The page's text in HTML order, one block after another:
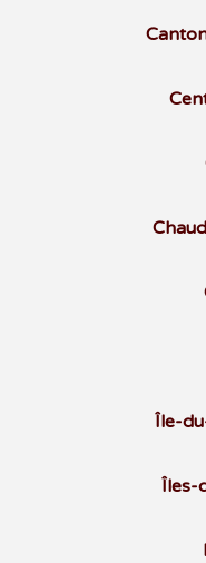
Île-
Îles-